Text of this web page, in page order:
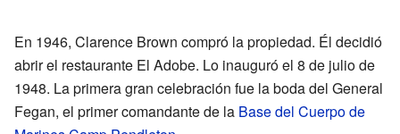
En 1946, Clarence Brown compró la propiedad. Él decidió
abrir el restaurante El Adobe. Lo inauguró el 8 de julio de
1948. La primera gran celebración fue la boda del General
Fegan, el primer comandante de la Base del Cuerpo de